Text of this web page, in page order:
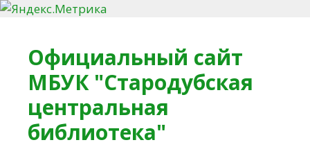
Официальный сайт
МБУК "Стародубская
центральная
библиотека"